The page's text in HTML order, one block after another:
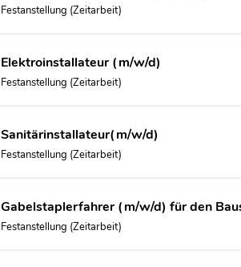
Festanstellung (Zeitarbeit)
Elektroinstallateur (m/w/d)
Festanstellung (Zeitarbeit)
Sanitärinstallateur(m/w/d)
Festanstellung (Zeitarbeit)
Gabelstaplerfahrer (m/w/d) für den
Festanstellung (Zeitarbeit)